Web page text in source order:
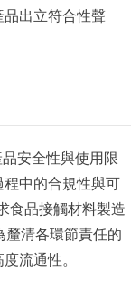
出立符合性聲
安全性與使用限
中的合規性與可
食品接觸材料製造
釐清各環節責任的
流通性。